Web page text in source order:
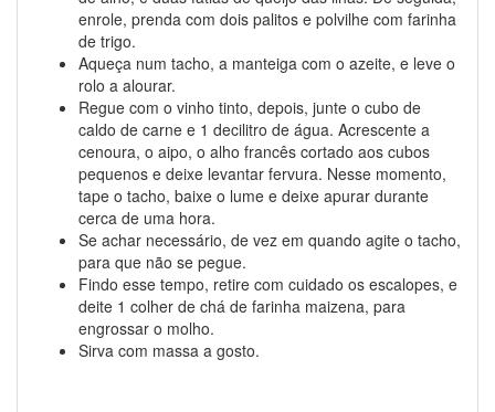
enrole, prenda com dois palitos e polvilhe com farinha
de trigo.
Aqueça num tacho, a manteiga com o azeite, e leve o
rolo a alourar.
Regue com o vinho tinto, depois, junte o cubo de
caldo de carne e 1 decilitro de água. Acrescente a
cenoura, o aipo, o alho francês cortado aos cubos
pequenos e deixe levantar fervura. Nesse momento,
tape o tacho, baixe o lume e deixe apurar durante
cerca de uma hora.
Se achar necessário, de vez em quando agite o tacho,
para que não se pegue.
Findo esse tempo, retire com cuidado os escalopes, e
deite 1 colher de chá de farinha maizena, para
engrossar o molho.
Sirva com massa a gosto.